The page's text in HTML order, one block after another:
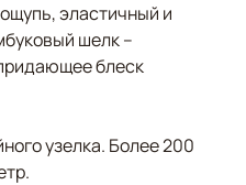
эластичный и
шелк –
блеск
узелка. Более 200